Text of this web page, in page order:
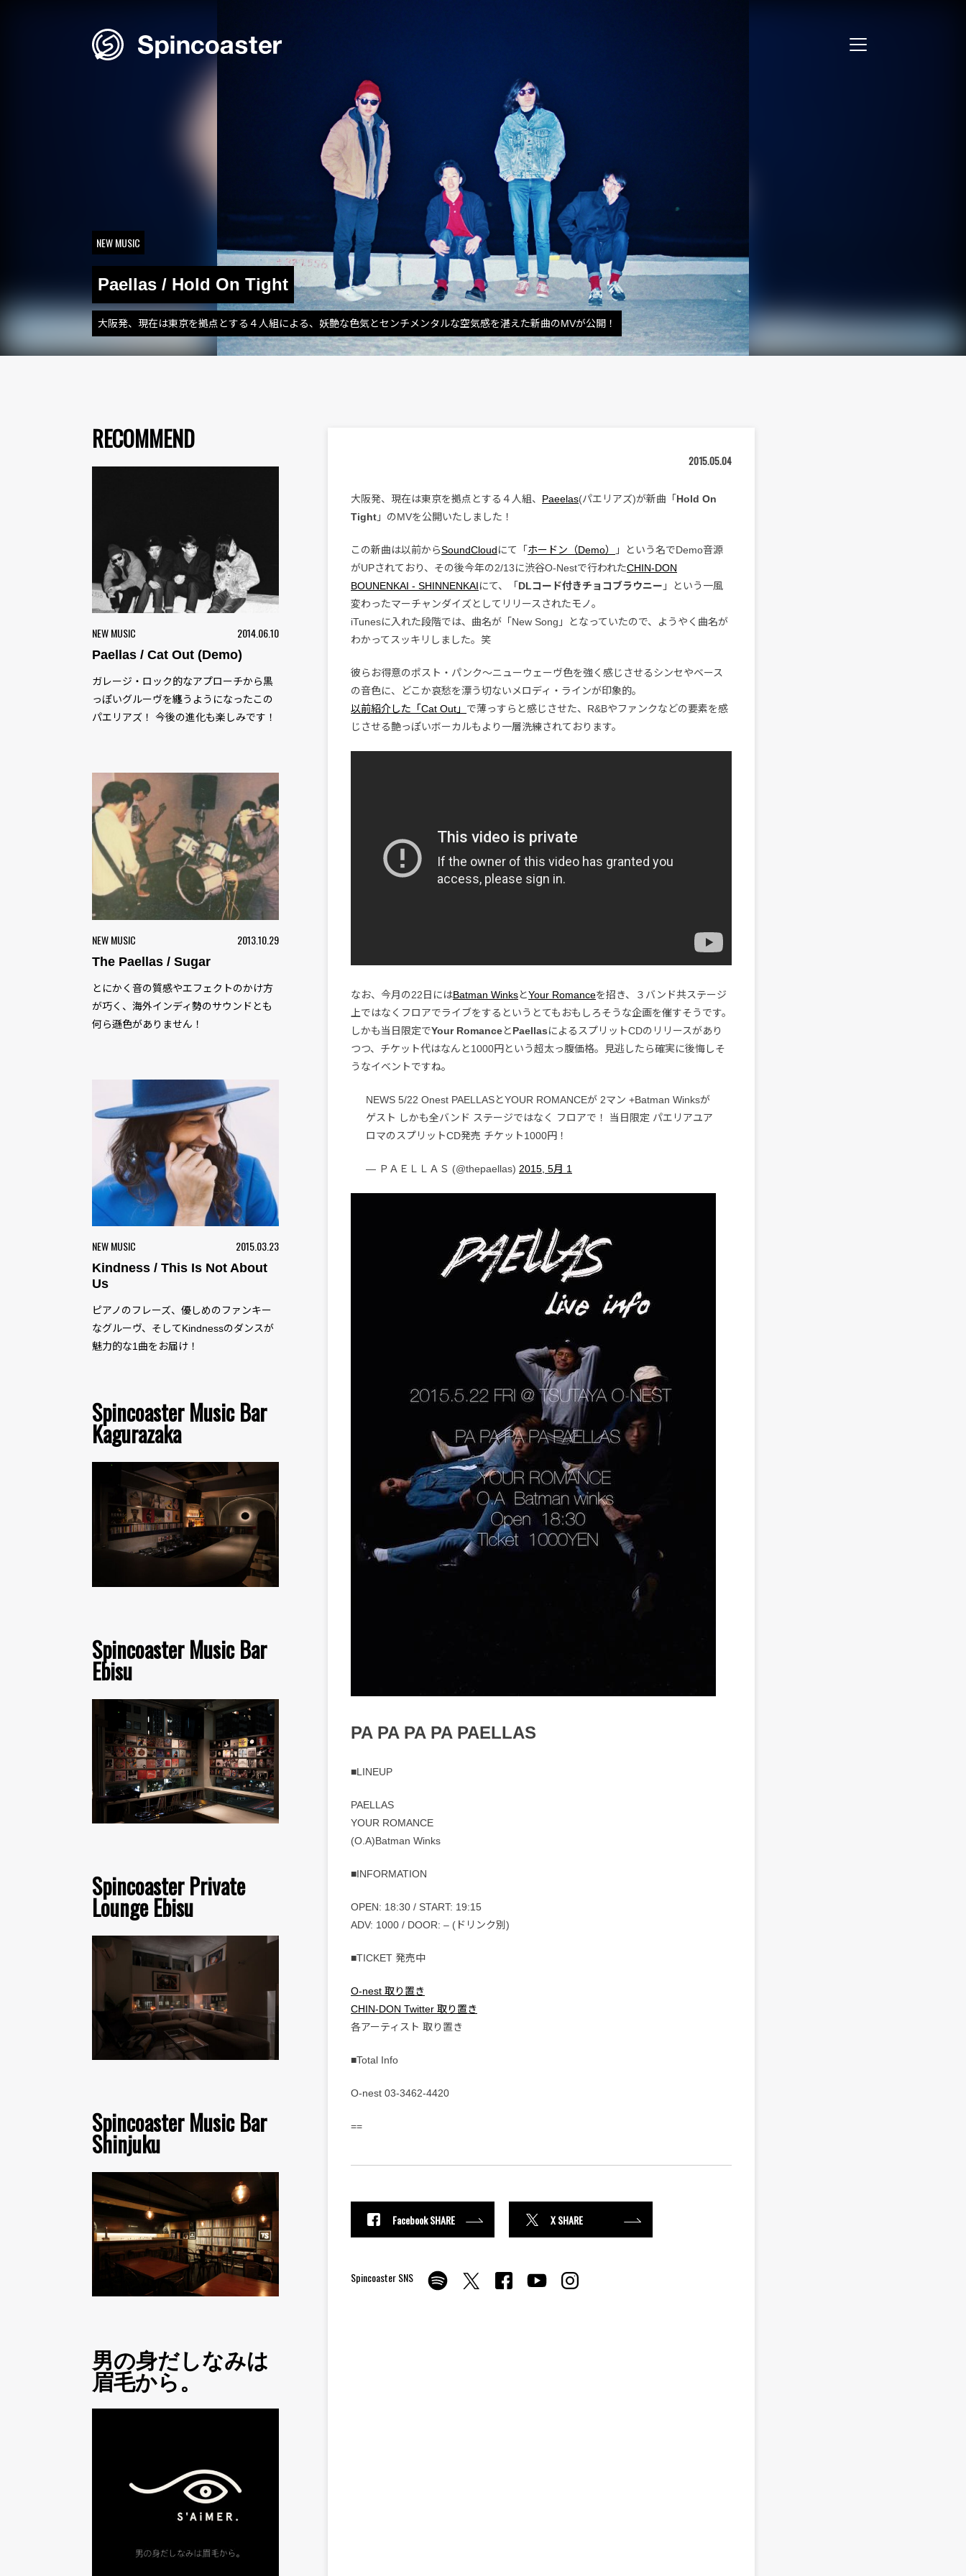
NEW MUSIC
Paellas / Hold On Tight
大阪発、現在は東京を拠点とする４人組による、妖艶な色気とセンチメンタルな空気感を湛えた新曲のMVが公開！
RECOMMEND
NEW MUSIC 2014.06.10
Paellas / Cat Out (Demo)
ガレージ・ロック的なアプローチから黒
っぽいグルーヴを纏うようになったこの
パエリアズ！ 今後の進化も楽しみです！
NEW MUSIC 2013.10.29
The Paellas / Sugar
とにかく音の質感やエフェクトのかけ方
が巧く、海外インディ勢のサウンドとも
何ら遜色がありません！
NEW MUSIC 2015.03.23
Kindness / This Is Not About
Us
ピアノのフレーズ、優しめのファンキー
なグルーヴ、そしてKindnessのダンスが
魅力的な1曲をお届け！
Spincoaster Music Bar
Kagurazaka
Spincoaster Music Bar
Ebisu
Spincoaster Private
Lounge Ebisu
Spincoaster Music Bar
Shinjuku
男の身だしなみは
眉毛から。
2015.05.04
大阪発、現在は東京を拠点とする４人組、 Paeelas(パエリアズ)が新曲「 Hold On
Tight 」のMVを公開いたしました！
この新曲は以前からSoundCloudにて「 ホードン（Demo）
」という名でDemo音源
がUPされており、その後今年の2/13に渋谷O-Nestで行われたCHIN-DON
BOUNENKAI ‐ SHINNENKAIにて、「 DLコード付きチョコブラウニー 」という一風
変わったマーチャンダイズとしてリリースされたモノ。
iTunesに入れた段階では、曲名が「New Song」となっていたので、ようやく曲名が
わかってスッキリしました。笑
彼らお得意のポスト・パンク〜ニューウェーヴ色を強く感じさせるシンセやベース
の音色に、どこか哀愁を漂う切ないメロディ・ラインが印象的。
以前紹介した「Cat Out」 で薄っすらと感じさせた、R&Bやファンクなどの要素を感
じさせる艶っぽいボーカルもより一層洗練されております。
なお、今月の22日にはBatman WinksとYour Romanceを招き、３バンド共ステージ
上ではなくフロアでライブをするというとてもおもしろそうな企画を催すそうです。
しかも当日限定でYour RomanceとPaellasによるスプリットCDのリリースがあり
つつ、チケット代はなんと1000円という超太っ腹価格。見逃したら確実に後悔しそ
うなイベントですね。
NEWS 5/22 Onest PAELLASとYOUR ROMANCEが 2マン +Batman Winksが
ゲスト しかも全バンド ステージではなく フロアで！ 当日限定 パエリアユア
ロマのスプリットCD発売 チケット1000円！
— ＰＡＥＬＬＡＳ (@thepaellas) 2015, 5月 1
PA PA PA PA PAELLAS
■LINEUP
PAELLAS
YOUR ROMANCE
(O.A)Batman Winks
■INFORMATION
OPEN: 18:30 / START: 19:15
ADV: 1000 / DOOR: – (ドリンク別)
■TICKET 発売中
O-nest 取り置き
CHIN-DON Twitter 取り置き
各アーティスト 取り置き
■Total Info
O-nest 03-3462-4420
==
Facebook SHARE X SHARE
Spincoaster SNS